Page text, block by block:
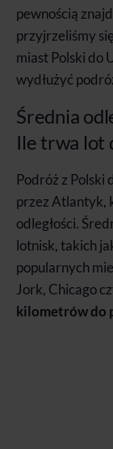
pewnością
przyjrzeliśmy
miast Polski do
wydłużyć
Średnia
Ile trwa lot
Podróż z Polski
przez Atlantyk,
odległości.
lotnisk, takich
popularnych
Jork, Chicago
kilometrów do